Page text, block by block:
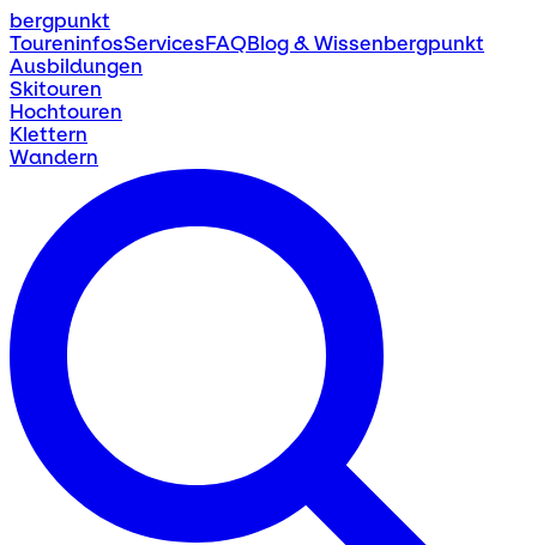
bergpunkt
ToureninfosServicesFAQBlog & Wissenbergpunkt
Ausbildungen
Skitouren
Hochtouren
Klettern
Wandern